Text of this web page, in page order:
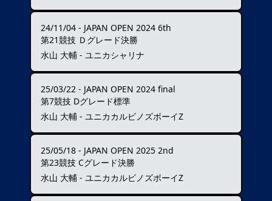
24/11/04 - JAPAN OPEN 2024 6th
第21競技 Ｄグレード決勝
水山 大輔 - ユニカシャリナ
25/03/22 - JAPAN OPEN 2024 final
第7競技 Dグレード標準
水山 大輔 - ユニカカルビノズボーイZ
25/05/18 - JAPAN OPEN 2025 2nd
第23競技 Cグレード決勝
水山 大輔 - ユニカカルビノズボーイZ